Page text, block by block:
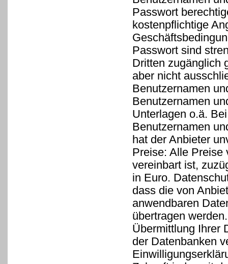
Passwort
kostenpflichtige
Passwort sind
Dritten zugänglich
aber nicht
Benutzernamen
Benutzernamen
Unterlagen o.ä.
Benutzernamen
hat der Anbieter
Preise: Alle Preise
vereinbart ist,
in Euro.
dass die von
anwendbaren
übertragen
Übermittlung Ihrer
der Datenbanken